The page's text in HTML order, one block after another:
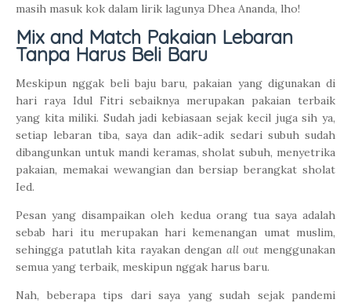
masih masuk kok dalam lirik lagunya Dhea Ananda, lho!
Mix and Match Pakaian Lebaran
Tanpa Harus Beli Baru
Meskipun nggak beli baju baru, pakaian yang digunakan di
hari raya Idul Fitri sebaiknya merupakan pakaian terbaik
yang kita miliki. Sudah jadi kebiasaan sejak kecil juga sih ya,
setiap lebaran tiba, saya dan adik-adik sedari subuh sudah
dibangunkan untuk mandi keramas, sholat subuh, menyetrika
pakaian, memakai wewangian dan bersiap berangkat sholat
Ied.
Pesan yang disampaikan oleh kedua orang tua saya adalah
sebab hari itu merupakan hari kemenangan umat muslim,
sehingga patutlah kita rayakan dengan all out menggunakan
semua yang terbaik, meskipun nggak harus baru.
Nah, beberapa tips dari saya yang sudah sejak pandemi